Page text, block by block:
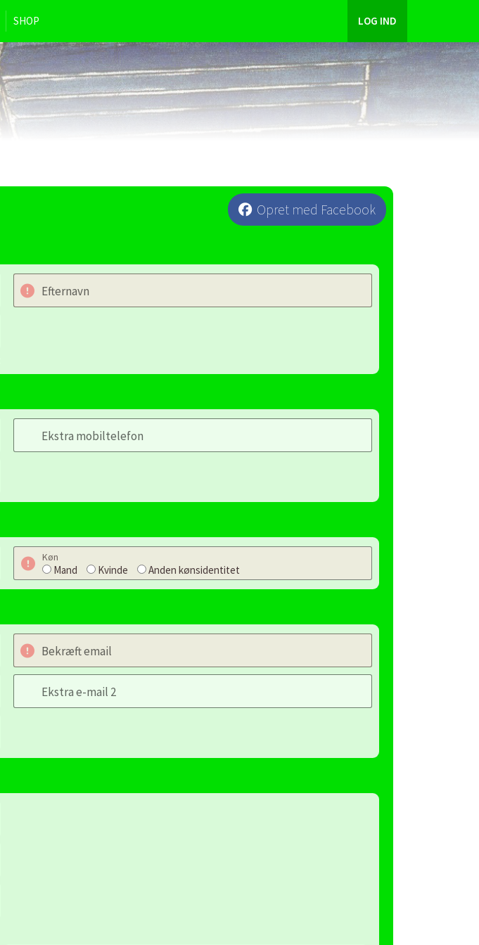
SHOP LOG IND
Opret med Facebook
Efternavn
Ekstra mobiltelefon
Køn
Mand Kvinde Anden kønsidentitet
Bekræft email
Ekstra e-mail 2